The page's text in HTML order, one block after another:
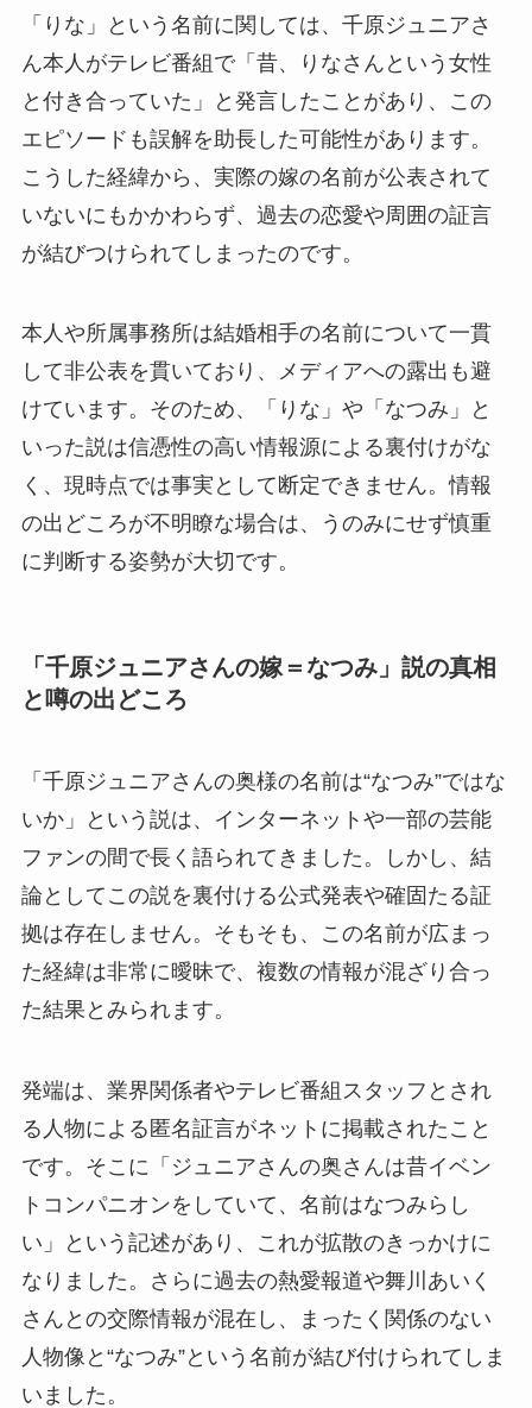
「りな」という名前に関しては、千原ジュニアさ
ん本人がテレビ番組で「昔、りなさんという女性
と付き合っていた」と発言したことがあり、この
エピソードも誤解を助長した可能性があります。
こうした経緯から、実際の嫁の名前が公表されて
いないにもかかわらず、過去の恋愛や周囲の証言
が結びつけられてしまったのです。
本人や所属事務所は結婚相手の名前について一貫
して非公表を貫いており、メディアへの露出も避
けています。そのため、「りな」や「なつみ」と
いった説は信憑性の高い情報源による裏付けがな
く、現時点では事実として断定できません。情報
の出どころが不明瞭な場合は、うのみにせず慎重
に判断する姿勢が大切です。
「千原ジュニアさんの嫁＝なつみ」説の真相
と噂の出どころ
「千原ジュニアさんの奥様の名前は“なつみ”ではな
いか」という説は、インターネットや一部の芸能
ファンの間で長く語られてきました。しかし、結
論としてこの説を裏付ける公式発表や確固たる証
拠は存在しません。そもそも、この名前が広まっ
た経緯は非常に曖昧で、複数の情報が混ざり合っ
た結果とみられます。
発端は、業界関係者やテレビ番組スタッフとされ
る人物による匿名証言がネットに掲載されたこと
です。そこに「ジュニアさんの奥さんは昔イベン
トコンパニオンをしていて、名前はなつみらし
い」という記述があり、これが拡散のきっかけに
なりました。さらに過去の熱愛報道や舞川あいく
さんとの交際情報が混在し、まったく関係のない
人物像と“なつみ”という名前が結び付けられてしま
いました。